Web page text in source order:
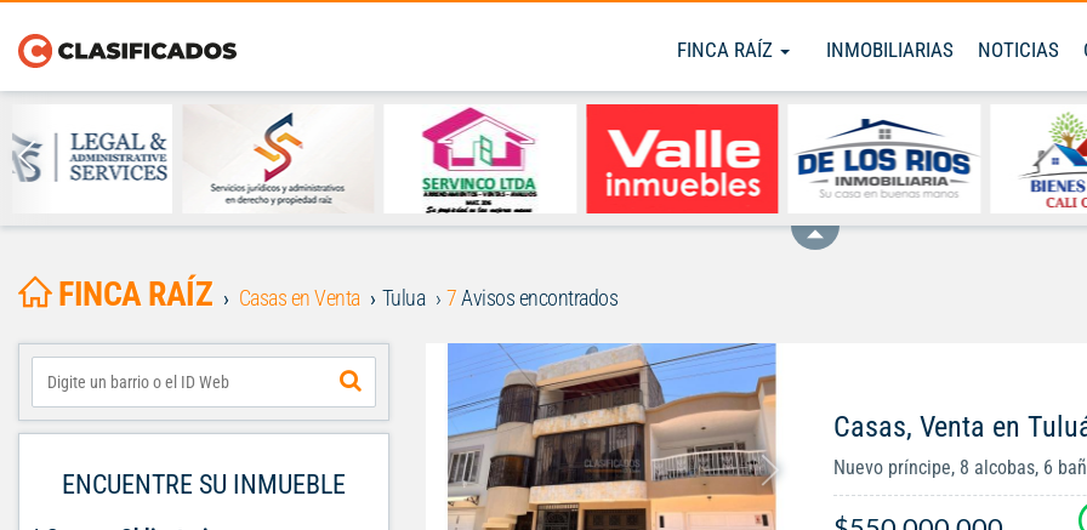
FINCA RAÍZ INMOBILIARIAS NOTICIAS
FINCA RAÍZ Casas en Venta Tulua 7Avisos encontrados
Casas, Venta en
Nuevo príncipe, 8 alcobas, 6
ENCUENTRE SU INMUEBLE